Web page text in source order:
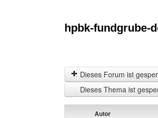
hpbk-fundgrube-
Dieses Forum ist
Dieses Thema ist
Autor